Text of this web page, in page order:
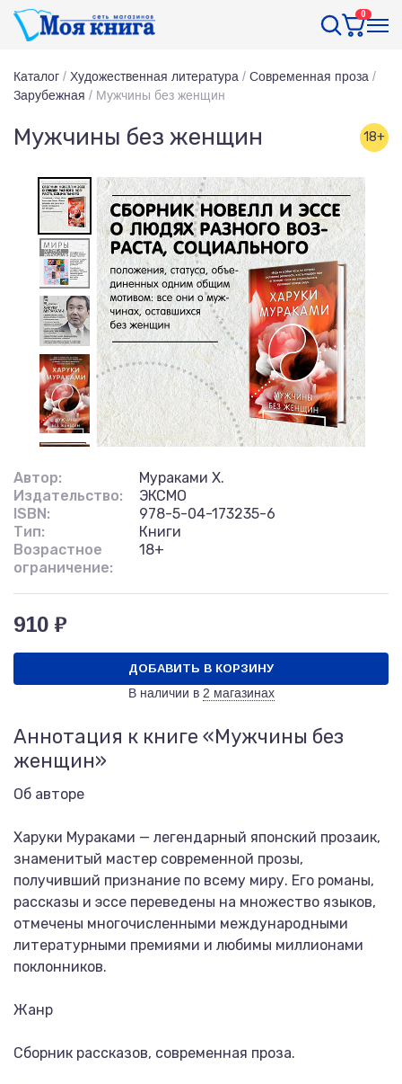
0
Каталог / Художественная литература / Современная проза /
Зарубежная / Мужчины без женщин
Мужчины без женщин 18+
Автор:
Мураками Х.
Издательство:
ЭКСМО
ISBN:
978-5-04-173235-6
Тип:
Книги
Возрастное
ограничение:
18+
910 ₽
ДОБАВИТЬ В КОРЗИНУ
В наличии в 2 магазинах
Аннотация к книге «Мужчины без
женщин»
Об авторе
Харуки Мураками — легендарный японский прозаик,
знаменитый мастер современной прозы,
получивший признание по всему миру. Его романы,
рассказы и эссе переведены на множество языков,
отмечены многочисленными международными
литературными премиями и любимы миллионами
поклонников.
Жанр
Сборник рассказов, современная проза.